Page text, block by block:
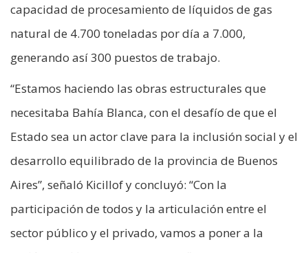
capacidad de procesamiento de líquidos de gas
natural de 4.700 toneladas por día a 7.000,
generando así 300 puestos de trabajo.
“Estamos haciendo las obras estructurales que
necesitaba Bahía Blanca, con el desafío de que el
Estado sea un actor clave para la inclusión social y el
desarrollo equilibrado de la provincia de Buenos
Aires”, señaló Kicillof y concluyó: “Con la
participación de todos y la articulación entre el
sector público y el privado, vamos a poner a la